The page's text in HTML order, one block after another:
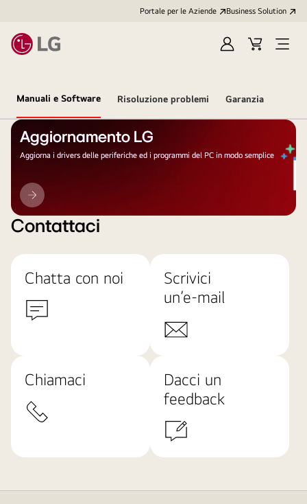
Portale per le Aziende Business Solution
AccediCart
Open
Manuali e Software Risoluzione problemi Garanzia
Aggiornamento LG
Aggiorna i drivers delle periferiche ed i programmi del PC in modo semplice
Aggiornamento
LG
Contattaci
Chatta con noi
Scrivici
un’e-mail
Chiamaci
Dacci un
feedback